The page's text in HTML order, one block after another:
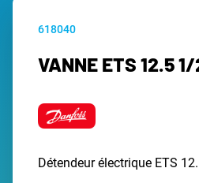
618040
VANNE ETS 12.5
Détendeur électrique ETS